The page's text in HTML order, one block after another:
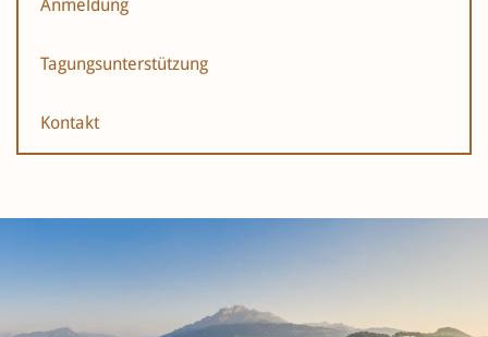
Anmeldung
Tagungsunterstützung
Kontakt